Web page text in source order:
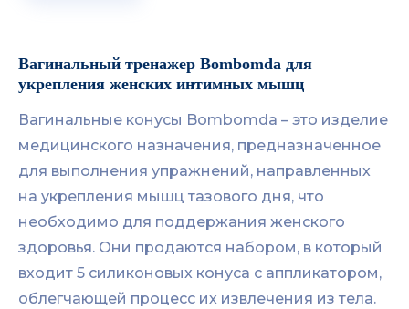
Вагинальный тренажер Bombomda для
укрепления женских интимных мышц
Вагинальные конусы Bombomda – это изделие
медицинского назначения, предназначенное
для выполнения упражнений, направленных
на укрепления мышц тазового дня, что
необходимо для поддержания женского
здоровья. Они продаются набором, в который
входит 5 силиконовых конуса с аппликатором,
облегчающей процесс их извлечения из тела.